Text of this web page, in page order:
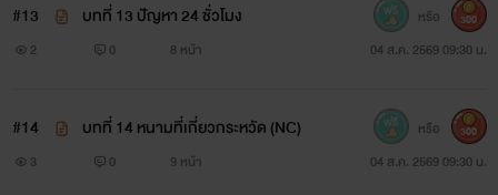
#13 บทที่ 13 ปัญหา 24 ชั่วโมง
2 0 8 หน้า 04 ส.ค. 2569 09:30 น.
หรือ 300
#14 บทที่ 14 หนามที่เกี่ยวกระหวัด (NC)
3 0 9 หน้า 04 ส.ค. 2569 09:30 น.
หรือ 300